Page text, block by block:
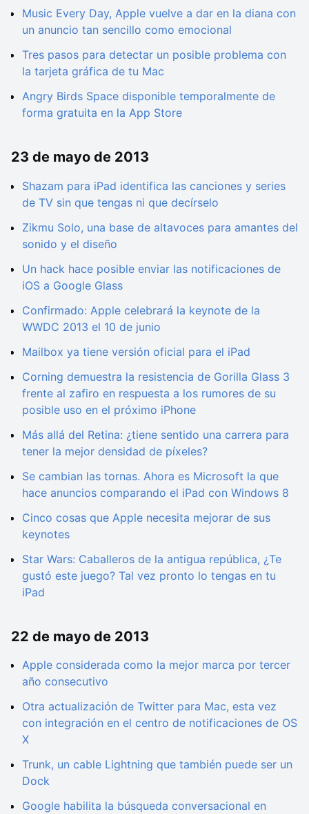
Music Every Day, Apple vuelve a dar en la diana con
un anuncio tan sencillo como emocional
Tres pasos para detectar un posible problema con
la tarjeta gráfica de tu Mac
Angry Birds Space disponible temporalmente de
forma gratuita en la App Store
23 de mayo de 2013
Shazam para iPad identifica las canciones y series
de TV sin que tengas ni que decírselo
Zikmu Solo, una base de altavoces para amantes del
sonido y el diseño
Un hack hace posible enviar las notificaciones de
iOS a Google Glass
Confirmado: Apple celebrará la keynote de la
WWDC 2013 el 10 de junio
Mailbox ya tiene versión oficial para el iPad
Corning demuestra la resistencia de Gorilla Glass 3
frente al zafiro en respuesta a los rumores de su
posible uso en el próximo iPhone
Más allá del Retina: ¿tiene sentido una carrera para
tener la mejor densidad de píxeles?
Se cambian las tornas. Ahora es Microsoft la que
hace anuncios comparando el iPad con Windows 8
Cinco cosas que Apple necesita mejorar de sus
keynotes
Star Wars: Caballeros de la antigua república, ¿Te
gustó este juego? Tal vez pronto lo tengas en tu
iPad
22 de mayo de 2013
Apple considerada como la mejor marca por tercer
año consecutivo
Otra actualización de Twitter para Mac, esta vez
con integración en el centro de notificaciones de OS
X
Trunk, un cable Lightning que también puede ser un
Dock
Google habilita la búsqueda conversacional en